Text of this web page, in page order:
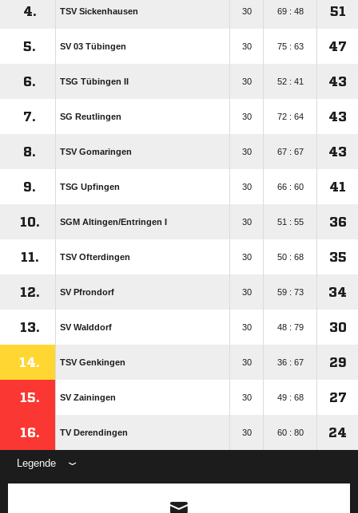
4. TSV Sickenhausen 30 69 : 48 51
5. SV 03 Tübingen 30 75 : 63 47
6. TSG Tübingen II 30 52 : 41 43
7. SG Reutlingen 30 72 : 64 43
8. TSV Gomaringen 30 67 : 67 43
9. TSG Upfingen 30 66 : 60 41
10. SGM Altingen/​Entringen I 30 51 : 55 36
11. TSV Ofterdingen 30 50 : 68 35
12. SV Pfrondorf 30 59 : 73 34
13. SV Walddorf 30 48 : 79 30
14. TSV Genkingen 30 36 : 67 29
15. SV Zainingen 30 49 : 68 27
16. TV Derendingen 30 60 : 80 24
Legende
ANZEIGE